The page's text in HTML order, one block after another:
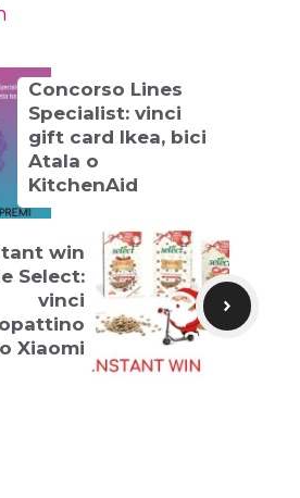
Concorso Lines
Specialist: vinci
gift card Ikea, bici
Atala o
KitchenAid
win
Select:
vinci
Xiaomi